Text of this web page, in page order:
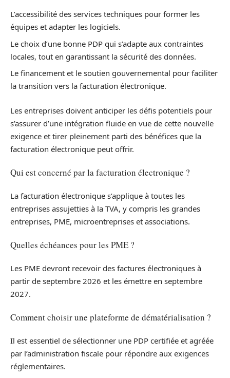
L’accessibilité des services techniques pour former les
équipes et adapter les logiciels.
Le choix d’une bonne PDP qui s’adapte aux contraintes
locales, tout en garantissant la sécurité des données.
Le financement et le soutien gouvernemental pour faciliter
la transition vers la facturation électronique.
Les entreprises doivent anticiper les défis potentiels pour
s’assurer d’une intégration fluide en vue de cette nouvelle
exigence et tirer pleinement parti des bénéfices que la
facturation électronique peut offrir.
Qui est concerné par la facturation électronique ?
La facturation électronique s’applique à toutes les
entreprises assujetties à la TVA, y compris les grandes
entreprises, PME, microentreprises et associations.
Quelles échéances pour les PME ?
Les PME devront recevoir des factures électroniques à
partir de septembre 2026 et les émettre en septembre
2027.
Comment choisir une plateforme de dématérialisation ?
Il est essentiel de sélectionner une PDP certifiée et agréée
par l’administration fiscale pour répondre aux exigences
réglementaires.